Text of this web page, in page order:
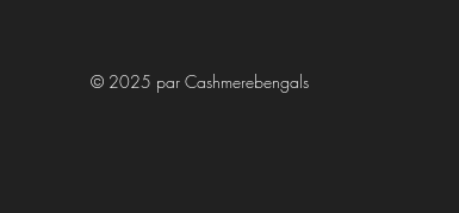
© 2025 par Cashmerebengals